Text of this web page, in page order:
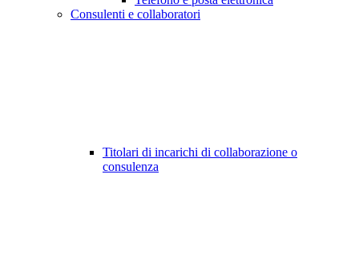
Consulenti e collaboratori
Titolari di incarichi di collaborazione o
consulenza